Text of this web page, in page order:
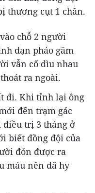
thương cụt 1 chân.
chỗ 2 người
đạn pháo găm
vẫn cố dìu nhau
ra ngoài.
đi. Khi tỉnh lại ông
đến trạm gác
điều trị 3 tháng ở
biết đồng đội của
đón được ra
máu nên đã hy